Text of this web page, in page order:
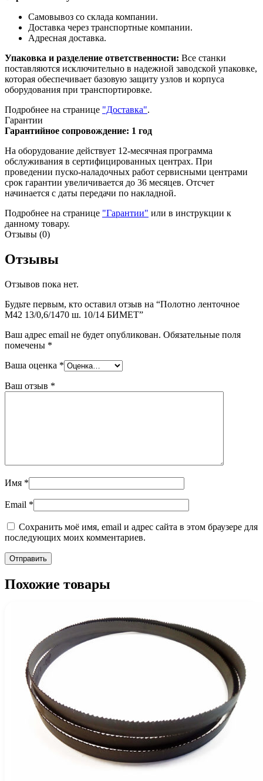
Самовывоз со склада компании.
Доставка через транспортные компании.
Адресная доставка.
Упаковка и разделение ответственности: Все станки
поставляются исключительно в надежной заводской упаковке,
которая обеспечивает базовую защиту узлов и корпуса
оборудования при транспортировке.
Подробнее на странице "Доставка".
Гарантии
Гарантийное сопровождение: 1 год
На оборудование действует 12-месячная программа
обслуживания в сертифицированных центрах. При
проведении пуско-наладочных работ сервисными центрами
срок гарантии увеличивается до 36 месяцев. Отсчет
начинается с даты передачи по накладной.
Подробнее на странице "Гарантии" или в инструкции к
данному товару.
Отзывы (0)
Отзывы
Отзывов пока нет.
Будьте первым, кто оставил отзыв на “Полотно ленточное
М42 13/0,6/1470 ш. 10/14 БИМЕТ”
Ваш адрес email не будет опубликован. Обязательные поля
помечены *
Ваша оценка *
Ваш отзыв *
Имя *
Email *
Сохранить моё имя, email и адрес сайта в этом браузере для
последующих моих комментариев.
Похожие товары